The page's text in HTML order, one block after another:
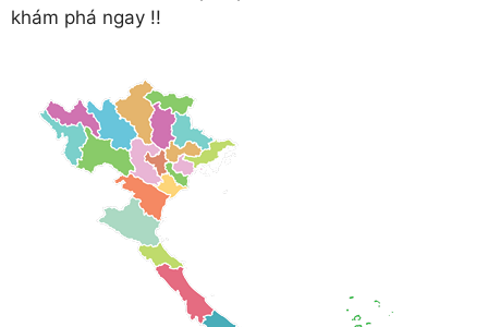
khám phá ngay !!